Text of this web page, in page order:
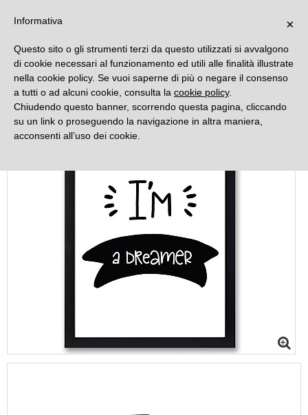
Offerta
×
Informativa
Questo sito o gli strumenti terzi da questo utilizzati si avvalgono
di cookie necessari al funzionamento ed utili alle finalità illustrate
nella cookie policy. Se vuoi saperne di più o negare il consenso
a tutti o ad alcuni cookie, consulta la cookie policy.
Chiudendo questo banner, scorrendo questa pagina, cliccando
su un link o proseguendo la navigazione in altra maniera,
acconsenti all’uso dei cookie.